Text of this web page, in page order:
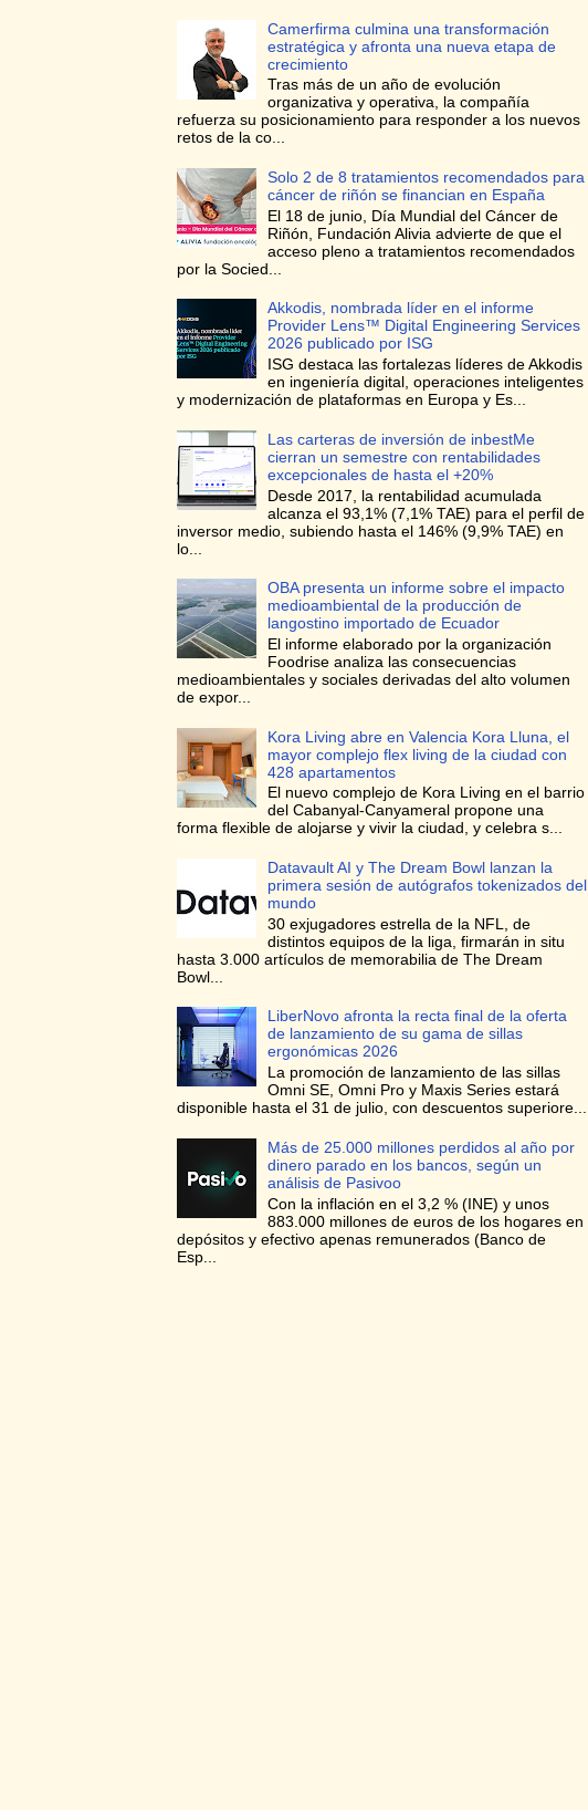
Camerfirma culmina una transformación
estratégica y afronta una nueva etapa de
crecimiento
Tras más de un año de evolución
organizativa y operativa, la compañía
refuerza su posicionamiento para responder a los nuevos
retos de la co...
Solo 2 de 8 tratamientos recomendados para
cáncer de riñón se financian en España
El 18 de junio, Día Mundial del Cáncer de
Riñón, Fundación Alivia advierte de que el
acceso pleno a tratamientos recomendados
por la Socied...
Akkodis, nombrada líder en el informe
Provider Lens™ Digital Engineering Services
2026 publicado por ISG
ISG destaca las fortalezas líderes de Akkodis
en ingeniería digital, operaciones inteligentes
y modernización de plataformas en Europa y Es...
Las carteras de inversión de inbestMe
cierran un semestre con rentabilidades
excepcionales de hasta el +20%
Desde 2017, la rentabilidad acumulada
alcanza el 93,1% (7,1% TAE) para el perfil de
inversor medio, subiendo hasta el 146% (9,9% TAE) en
lo...
OBA presenta un informe sobre el impacto
medioambiental de la producción de
langostino importado de Ecuador
El informe elaborado por la organización
Foodrise analiza las consecuencias
medioambientales y sociales derivadas del alto volumen
de expor...
Kora Living abre en Valencia Kora Lluna, el
mayor complejo flex living de la ciudad con
428 apartamentos
El nuevo complejo de Kora Living en el barrio
del Cabanyal-Canyameral propone una
forma flexible de alojarse y vivir la ciudad, y celebra s...
Datavault AI y The Dream Bowl lanzan la
primera sesión de autógrafos tokenizados del
mundo
30 exjugadores estrella de la NFL, de
distintos equipos de la liga, firmarán in situ
hasta 3.000 artículos de memorabilia de The Dream
Bowl...
LiberNovo afronta la recta final de la oferta
de lanzamiento de su gama de sillas
ergonómicas 2026
La promoción de lanzamiento de las sillas
Omni SE, Omni Pro y Maxis Series estará
disponible hasta el 31 de julio, con descuentos superiore...
Más de 25.000 millones perdidos al año por
dinero parado en los bancos, según un
análisis de Pasivoo
Con la inflación en el 3,2 % (INE) y unos
883.000 millones de euros de los hogares en
depósitos y efectivo apenas remunerados (Banco de
Esp...